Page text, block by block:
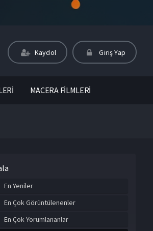
Kaydol Giriş Yap
MACERA FİLMLERİ
En Yeniler
En Çok Görüntülenenler
En Çok Yorumlananlar